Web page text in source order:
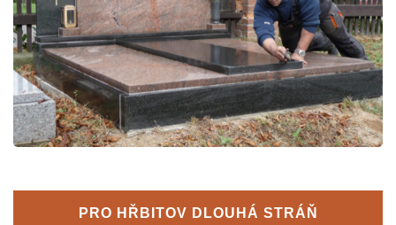
PRO HŘBITOV DLOUHÁ STRÁŇ